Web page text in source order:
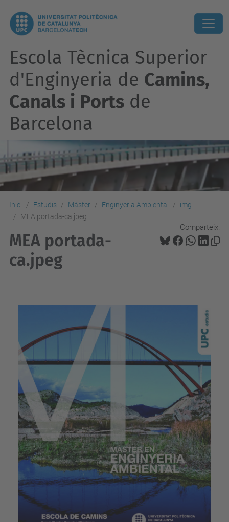
Escola Tècnica Superior
d'Enginyeria de Camins,
Canals i Ports de
Barcelona
Inici Estudis Màster Enginyeria Ambiental
img
MEA portada-ca.jpeg
Comparteix:
MEA portada-
ca.jpeg